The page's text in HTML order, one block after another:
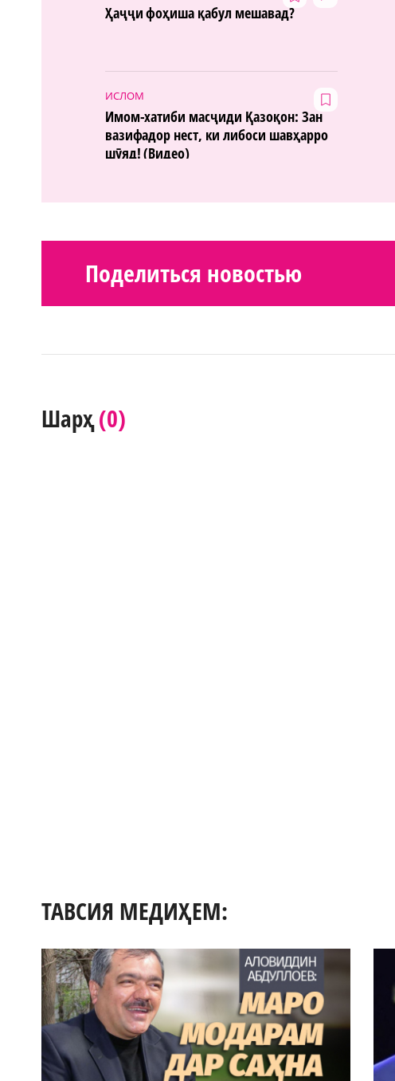
Ҳаҷҷи фоҳиша қабул мешавад?
ИСЛОМ
Имом-хатиби масҷиди Қазоқон: Зан
вазифадор нест, ки либоси шавҳарро
шӯяд! (Видео)
Поделиться новостью
Шарҳ(0)
ТАВСИЯ МЕДИҲЕМ: